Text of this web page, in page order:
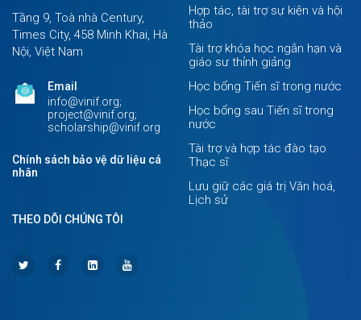
Tầng 9, Toà nhà Century,
Times City, 458 Minh Khai, Hà
Nội, Việt Nam
Email
info@vinif.org;
project@vinif.org;
scholarship@vinif.org
Chính sách bảo vệ dữ liệu cá
nhân
Hợp tác, tài trợ sự kiện và hội
thảo
Tài trợ khóa học ngắn hạn và
giáo sư thỉnh giảng
Học bổng Tiến sĩ trong nước
Học bổng sau Tiến sĩ trong
nước
Tài trợ và hợp tác đào tạo
Thạc sĩ
Lưu giữ các giá trị Văn hoá,
Lịch sử
THEO DÕI CHÚNG TÔI